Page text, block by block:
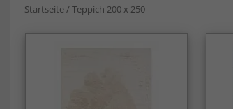
Startseite/Teppich 200 x 250